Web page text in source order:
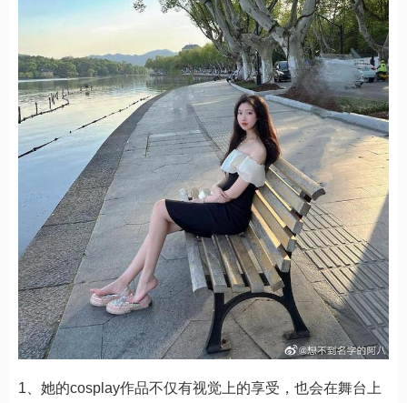
1、她的cosplay作品不仅有视觉上的享受，也会在舞台上